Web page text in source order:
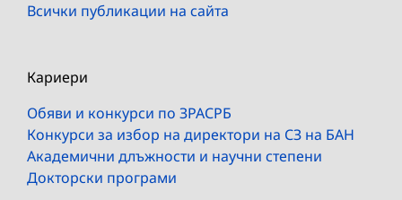
Всички публикации на сайта
Кариери
Обяви и конкурси по ЗРАСРБ
Конкурси за избор на директори на СЗ на БАН
Академични длъжности и научни степени
Докторски програми